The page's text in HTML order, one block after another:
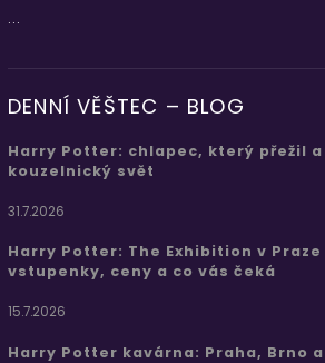
...
DENNÍ VĚŠTEC – BLOG
Harry Potter: chlapec, který přežil a
kouzelnický svět
31.7.2026
Harry Potter: The Exhibition v
vstupenky, ceny a co vás čeká
15.7.2026
Harry Potter kavárna: Praha, Brno